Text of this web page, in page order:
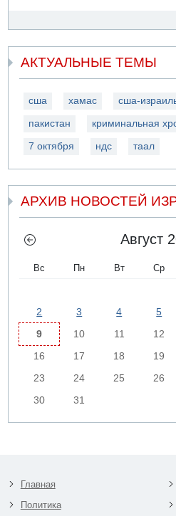
АКТУАЛЬНЫЕ ТЕМЫ
сша хамас сша-
пакистан криминальная
7 октября ндс таал
АРХИВ НОВОСТЕЙ
Август
Вс Пн Вт Ср
2
3 4 5
9
10 11 12
16
17 18 19
23
24 25 26
30
31
Главная
Политика